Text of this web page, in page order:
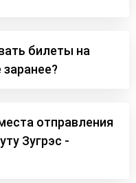
билеты на
заранее?
отправления
Зугрэс -